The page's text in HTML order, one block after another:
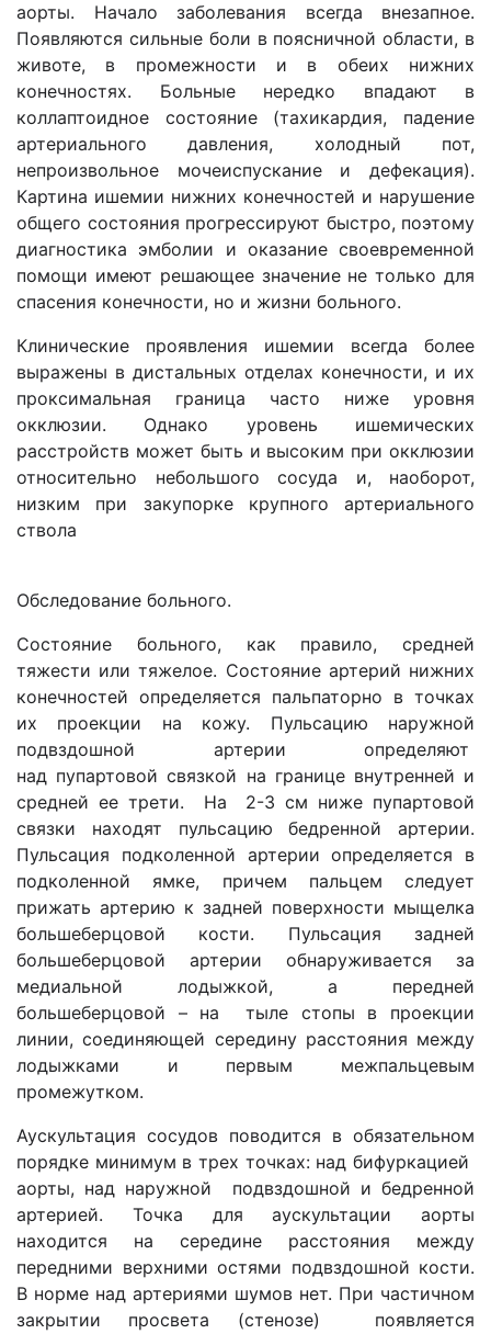
аорты. Начало заболевания всегда внезапное.
Появляются сильные боли в поясничной области, в
животе, в промежности и в обеих нижних
конечностях. Больные нередко впадают в
коллаптоидное состояние (тахикардия, падение
артериального давления, холодный пот,
непроизвольное мочеиспускание и дефекация).
Картина ишемии нижних конечностей и нарушение
общего состояния прогрессируют быстро, поэтому
диагностика эмболии и оказание своевременной
помощи имеют решающее значение не только для
спасения конечности, но и жизни больного.
Клинические проявления ишемии всегда более
выражены в дистальных отделах конечности, и их
проксимальная граница часто ниже уровня
окклюзии. Однако уровень ишемических
расстройств может быть и высоким при окклюзии
относительно небольшого сосуда и, наоборот,
низким при закупорке крупного артериального
ствола
Обследование больного.
Состояние больного, как правило, средней
тяжести или тяжелое. Состояние артерий нижних
конечностей определяется пальпаторно в точках
их проекции на кожу. Пульсацию наружной
подвздошной артерии определяют
над пупартовой связкой на границе внутренней и
средней ее трети. На 2-3 см ниже пупартовой
связки находят пульсацию бедренной артерии.
Пульсация подколенной артерии определяется в
подколенной ямке, причем пальцем следует
прижать артерию к задней поверхности мыщелка
большеберцовой кости. Пульсация задней
большеберцовой артерии обнаруживается за
медиальной лодыжкой, а передней
большеберцовой – на тыле стопы в проекции
линии, соединяющей середину расстояния между
лодыжками и первым межпальцевым
промежутком.
Аускультация сосудов поводится в обязательном
порядке минимум в трех точках: над бифуркацией
аорты, над наружной подвздошной и бедренной
артерией. Точка для аускультации аорты
находится на середине расстояния между
передними верхними остями подвздошной кости.
В норме над артериями шумов нет. При частичном
закрытии просвета (стенозе) появляется